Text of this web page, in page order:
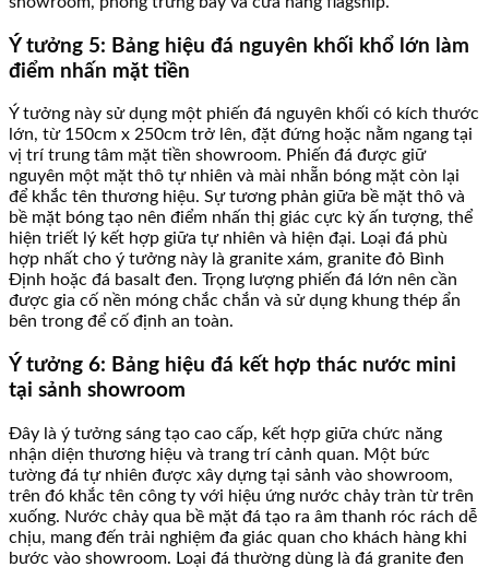
Ý tưởng 5: Bảng hiệu đá nguyên khối khổ lớn làm
điểm nhấn mặt tiền
Ý tưởng này sử dụng một phiến đá nguyên khối có kích thước
lớn, từ 150cm x 250cm trở lên, đặt đứng hoặc nằm ngang tại
vị trí trung tâm mặt tiền showroom. Phiến đá được giữ
nguyên một mặt thô tự nhiên và mài nhẵn bóng mặt còn lại
để khắc tên thương hiệu. Sự tương phản giữa bề mặt thô và
bề mặt bóng tạo nên điểm nhấn thị giác cực kỳ ấn tượng, thể
hiện triết lý kết hợp giữa tự nhiên và hiện đại. Loại đá phù
hợp nhất cho ý tưởng này là granite xám, granite đỏ Bình
Định hoặc đá basalt đen. Trọng lượng phiến đá lớn nên cần
được gia cố nền móng chắc chắn và sử dụng khung thép ẩn
bên trong để cố định an toàn.
Ý tưởng 6: Bảng hiệu đá kết hợp thác nước mini
tại sảnh showroom
Đây là ý tưởng sáng tạo cao cấp, kết hợp giữa chức năng
nhận diện thương hiệu và trang trí cảnh quan. Một bức
tường đá tự nhiên được xây dựng tại sảnh vào showroom,
trên đó khắc tên công ty với hiệu ứng nước chảy tràn từ trên
xuống. Nước chảy qua bề mặt đá tạo ra âm thanh róc rách dễ
chịu, mang đến trải nghiệm đa giác quan cho khách hàng khi
bước vào showroom. Loại đá thường dùng là đá granite đen